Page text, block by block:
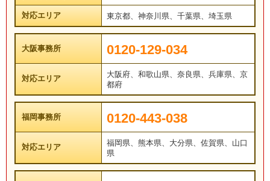
対応エリア 東京都、神奈川県、千葉県、埼玉県
大阪事務所 0120-129-034
対応エリア
大阪府、和歌山県、奈良県、兵庫県、京
都府
福岡事務所 0120-443-038
対応エリア
福岡県、熊本県、大分県、佐賀県、山口
県